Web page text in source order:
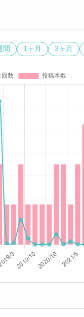
間 1ヶ月 3ヶ月